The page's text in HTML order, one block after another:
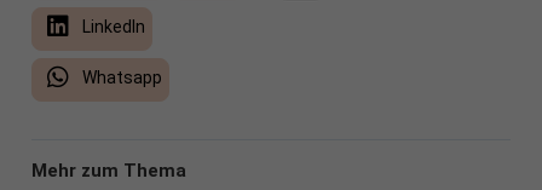
LinkedIn
Whatsapp
Mehr zum Thema